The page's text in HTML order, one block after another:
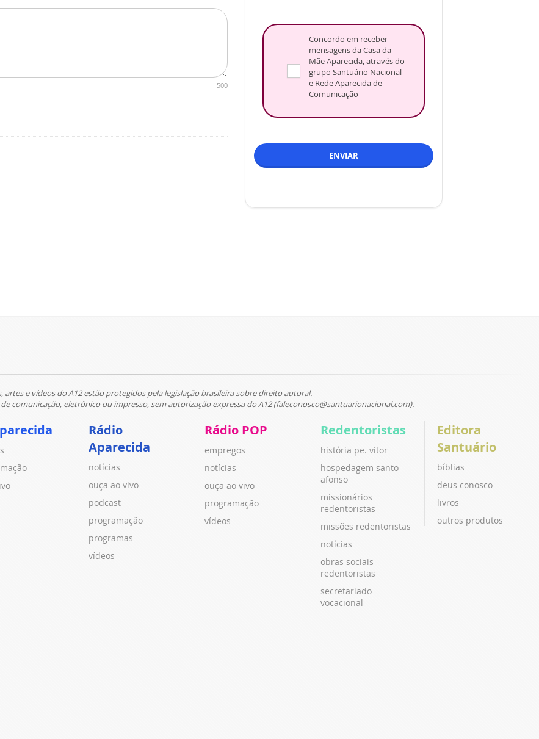
500
Concordo em receber
mensagens da Casa da
Mãe Aparecida, através do
grupo Santuário Nacional
e Rede Aparecida de
Comunicação
ENVIAR
artes e vídeos do A12 estão protegidos pela legislação brasileira sobre direito autoral.
comunicação, eletrônico ou impresso, sem autorização expressa do A12 (faleconosco@santuarionacional.com).
Rádio
Aparecida
notícias
ouça ao vivo
podcast
programação
programas
vídeos
Rádio POP
empregos
notícias
ouça ao vivo
programação
vídeos
Redentoristas
história pe. vitor
hospedagem santo
afonso
missionários
redentoristas
missões redentoristas
notícias
obras sociais
redentoristas
secretariado
vocacional
Editora
Santuário
bíblias
deus conosco
livros
outros produtos